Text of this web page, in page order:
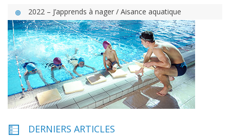
2022 – J’apprends à nager / Aisance aquatique
DERNIERS ARTICLES